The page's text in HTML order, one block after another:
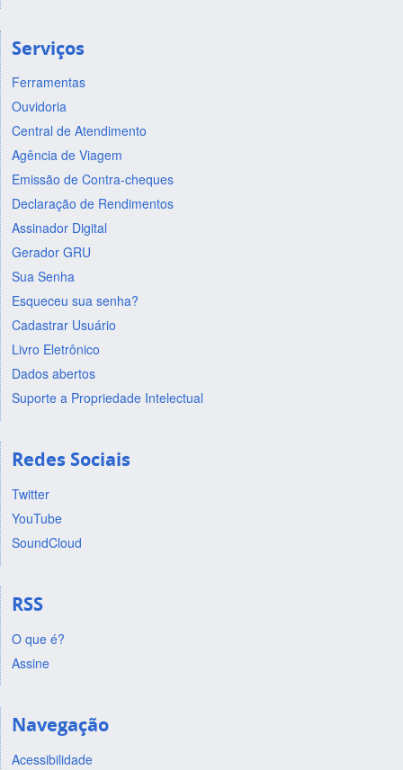
Serviços
Ferramentas
Ouvidoria
Central de Atendimento
Agência de Viagem
Emissão de Contra-cheques
Declaração de Rendimentos
Assinador Digital
Gerador GRU
Sua Senha
Esqueceu sua senha?
Cadastrar Usuário
Livro Eletrônico
Dados abertos
Suporte a Propriedade Intelectual
Redes Sociais
Twitter
YouTube
SoundCloud
RSS
O que é?
Assine
Navegação
Acessibilidade